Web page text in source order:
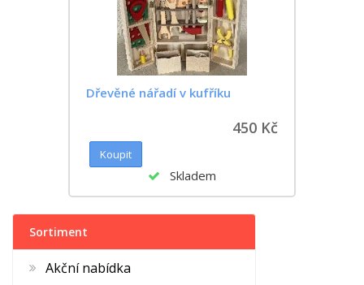
Dřevěné nářadí v kufříku
450 Kč
Skladem
Sortiment
Akční nabídka